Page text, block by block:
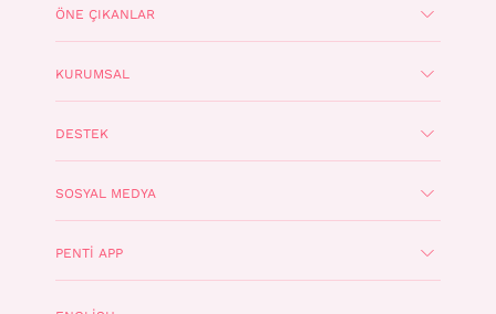
ÖNE ÇIKANLAR
KURUMSAL
DESTEK
SOSYAL MEDYA
PENTI APP